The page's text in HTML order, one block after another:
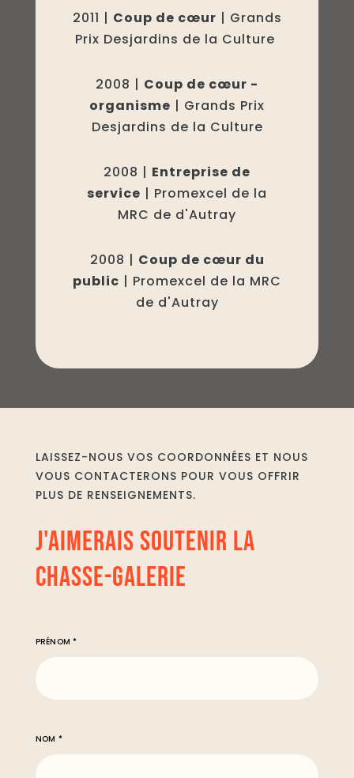
2011 | Coup de cœur | Grands
Prix Desjardins de la Culture
2008 | Coup de cœur -
organisme | Grands Prix
Desjardins de la Culture
2008 | Entreprise de
service | Promexcel de la
MRC de d'Autray
2008 | Coup de cœur du
public | Promexcel de la MRC
de d'Autray
LAISSEZ-NOUS VOS COORDONNÉES ET NOUS
VOUS CONTACTERONS POUR VOUS OFFRIR
PLUS DE RENSEIGNEMENTS.
J'AIMERAIS SOUTENIR LA
CHASSE-GALERIE
PRÉNOM *
NOM *